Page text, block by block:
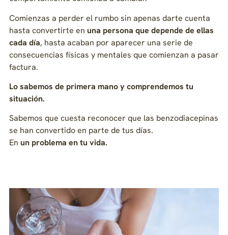
Comienzas a perder el rumbo sin apenas darte cuenta
hasta convertirte en una persona que depende de ellas
cada día, hasta acaban por aparecer una serie de
consecuencias físicas y mentales que comienzan a pasar
factura.
Lo sabemos de primera mano y comprendemos tu
situación.
Sabemos que cuesta reconocer que las benzodiacepinas
se han convertido en parte de tus días.
En un problema en tu vida.